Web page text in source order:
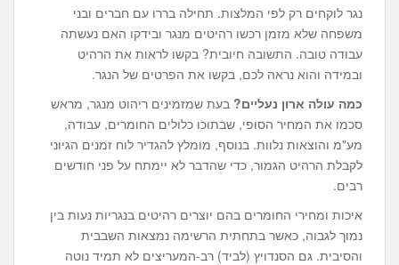
נגר לוקחים רק לפי המלצות. תחילה בררו עם חברים ובני
משפחה שלא מזמן רכשו רהיטים מנגר ובידקו האם נעשתה
עבודה טובה. התשובה חיובית? בקשו לראות את הרהיט
ובמידה והוא נראה לכם, בקשו את הפרטים של הנגר.
כמה עולה ארון נעליים? בעת שמזמינים ריהוט מנגר, מראש
סכמו את המחיר הסופי, שבתוכו כלולים החומרים, עבודה,
מע"מ והוצאות נלוות. בנוסף, מומלץ להגדיר לוח זמנים הגיוני
לקבלת הרהיט הגמור, כדי שהדבר לא יימתח על פני חודשים
רבים.
איכות ומחירי החומרים בהם יוצרים רהיטים בנגריות נעות בין
נמוך לגבוה, כאשר בתחתית הרשימה נמצאות השבבית
והסיבית. גם הסנדויץ (לביד) רב-המעריצים לא תמיד נוטה